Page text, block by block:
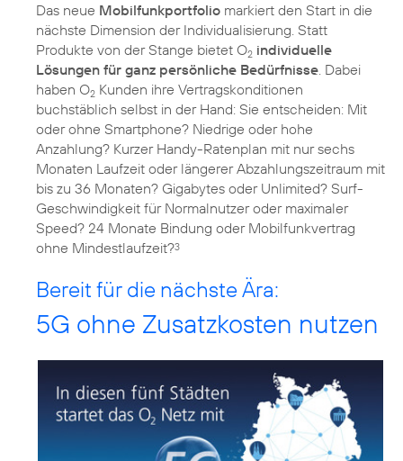
Das neue Mobilfunkportfolio markiert den Start in die
nächste Dimension der Individualisierung. Statt
Produkte von der Stange bietet O2 individuelle
Lösungen für ganz persönliche Bedürfnisse. Dabei
haben O2 Kunden ihre Vertragskonditionen
buchstäblich selbst in der Hand: Sie entscheiden: Mit
oder ohne Smartphone? Niedrige oder hohe
Anzahlung? Kurzer Handy-Ratenplan mit nur sechs
Monaten Laufzeit oder längerer Abzahlungszeitraum mit
bis zu 36 Monaten? Gigabytes oder Unlimited? Surf-
Geschwindigkeit für Normalnutzer oder maximaler
Speed? 24 Monate Bindung oder Mobilfunkvertrag
ohne Mindestlaufzeit?3
Bereit für die nächste Ära:
5G ohne Zusatzkosten nutzen